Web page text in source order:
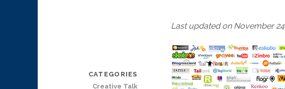
Last updated on November 24
CATEGORIES
Creative Talk